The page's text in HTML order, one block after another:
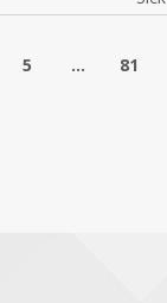
5 ... 81